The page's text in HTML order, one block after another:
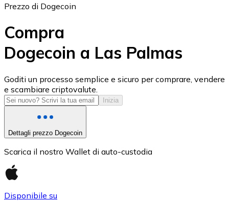
USD Coin
USDC
Prezzo di Dogecoin
Compra
Dogecoin a Las Palmas
Goditi un processo semplice e sicuro per comprare, vendere
e scambiare criptovalute.
Inizia
Dettagli prezzo Dogecoin
Scarica il nostro Wallet di auto-custodia
Disponibile su